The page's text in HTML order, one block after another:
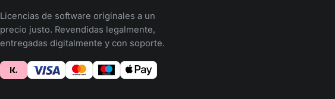
Licencias de software originales a un
precio justo. Revendidas legalmente,
entregadas digitalmente y con soporte.